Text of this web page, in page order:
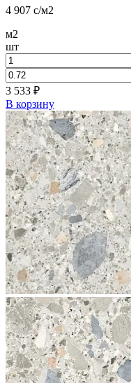
4 907 c/м2
м2
шт
3 533 ₽
В корзину